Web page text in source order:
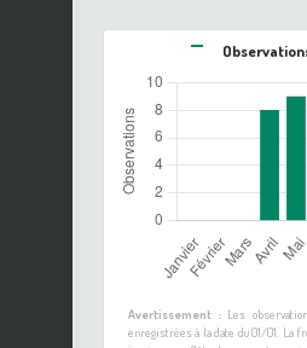
Avertissement :Les
enregistrées à la date du 01/01. La